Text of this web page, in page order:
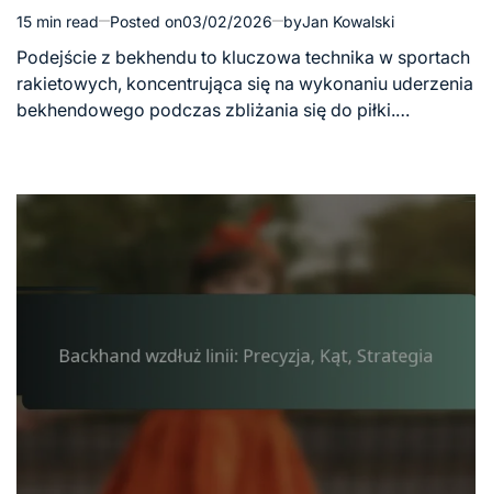
Estimated
read
time
15 min read Posted on03/02/2026 byJan Kowalski
Podejście z bekhendu to kluczowa technika w sportach
rakietowych, koncentrująca się na wykonaniu uderzenia
bekhendowego podczas zbliżania się do piłki.…